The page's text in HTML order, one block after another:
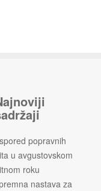
popravnih
u avgustovskom
roku
nastava za